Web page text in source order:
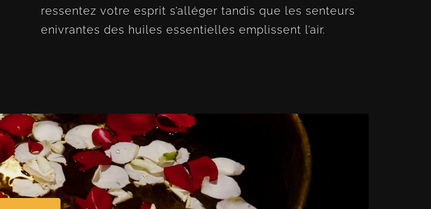
ressentez votre esprit s’alléger tandis que les senteurs
enivrantes des huiles essentielles emplissent l’air.